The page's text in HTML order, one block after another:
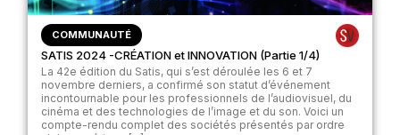
COMMUNAUTÉ
SATIS 2024 -CRÉATION et INNOVATION (Partie 1/4)
La 42e édition du Satis, qui s’est déroulée les 6 et 7
novembre derniers, a confirmé son statut d’événement
incontournable pour les professionnels de l’audiovisuel, du
cinéma et des technologies de l’image et du son. Voici un
compte-rendu complet des sociétés présentés par ordre